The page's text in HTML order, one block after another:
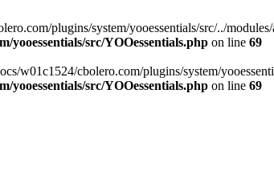
plugins/system/yooessentials/src/../
yooessentials/src/YOOessentials.php on line 69
w01c1524/cbolero.com/plugins/system/
yooessentials/src/YOOessentials.php on line 69